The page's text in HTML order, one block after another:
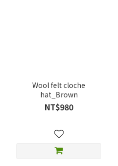
Wool felt cloche
hat_Brown
NT$980